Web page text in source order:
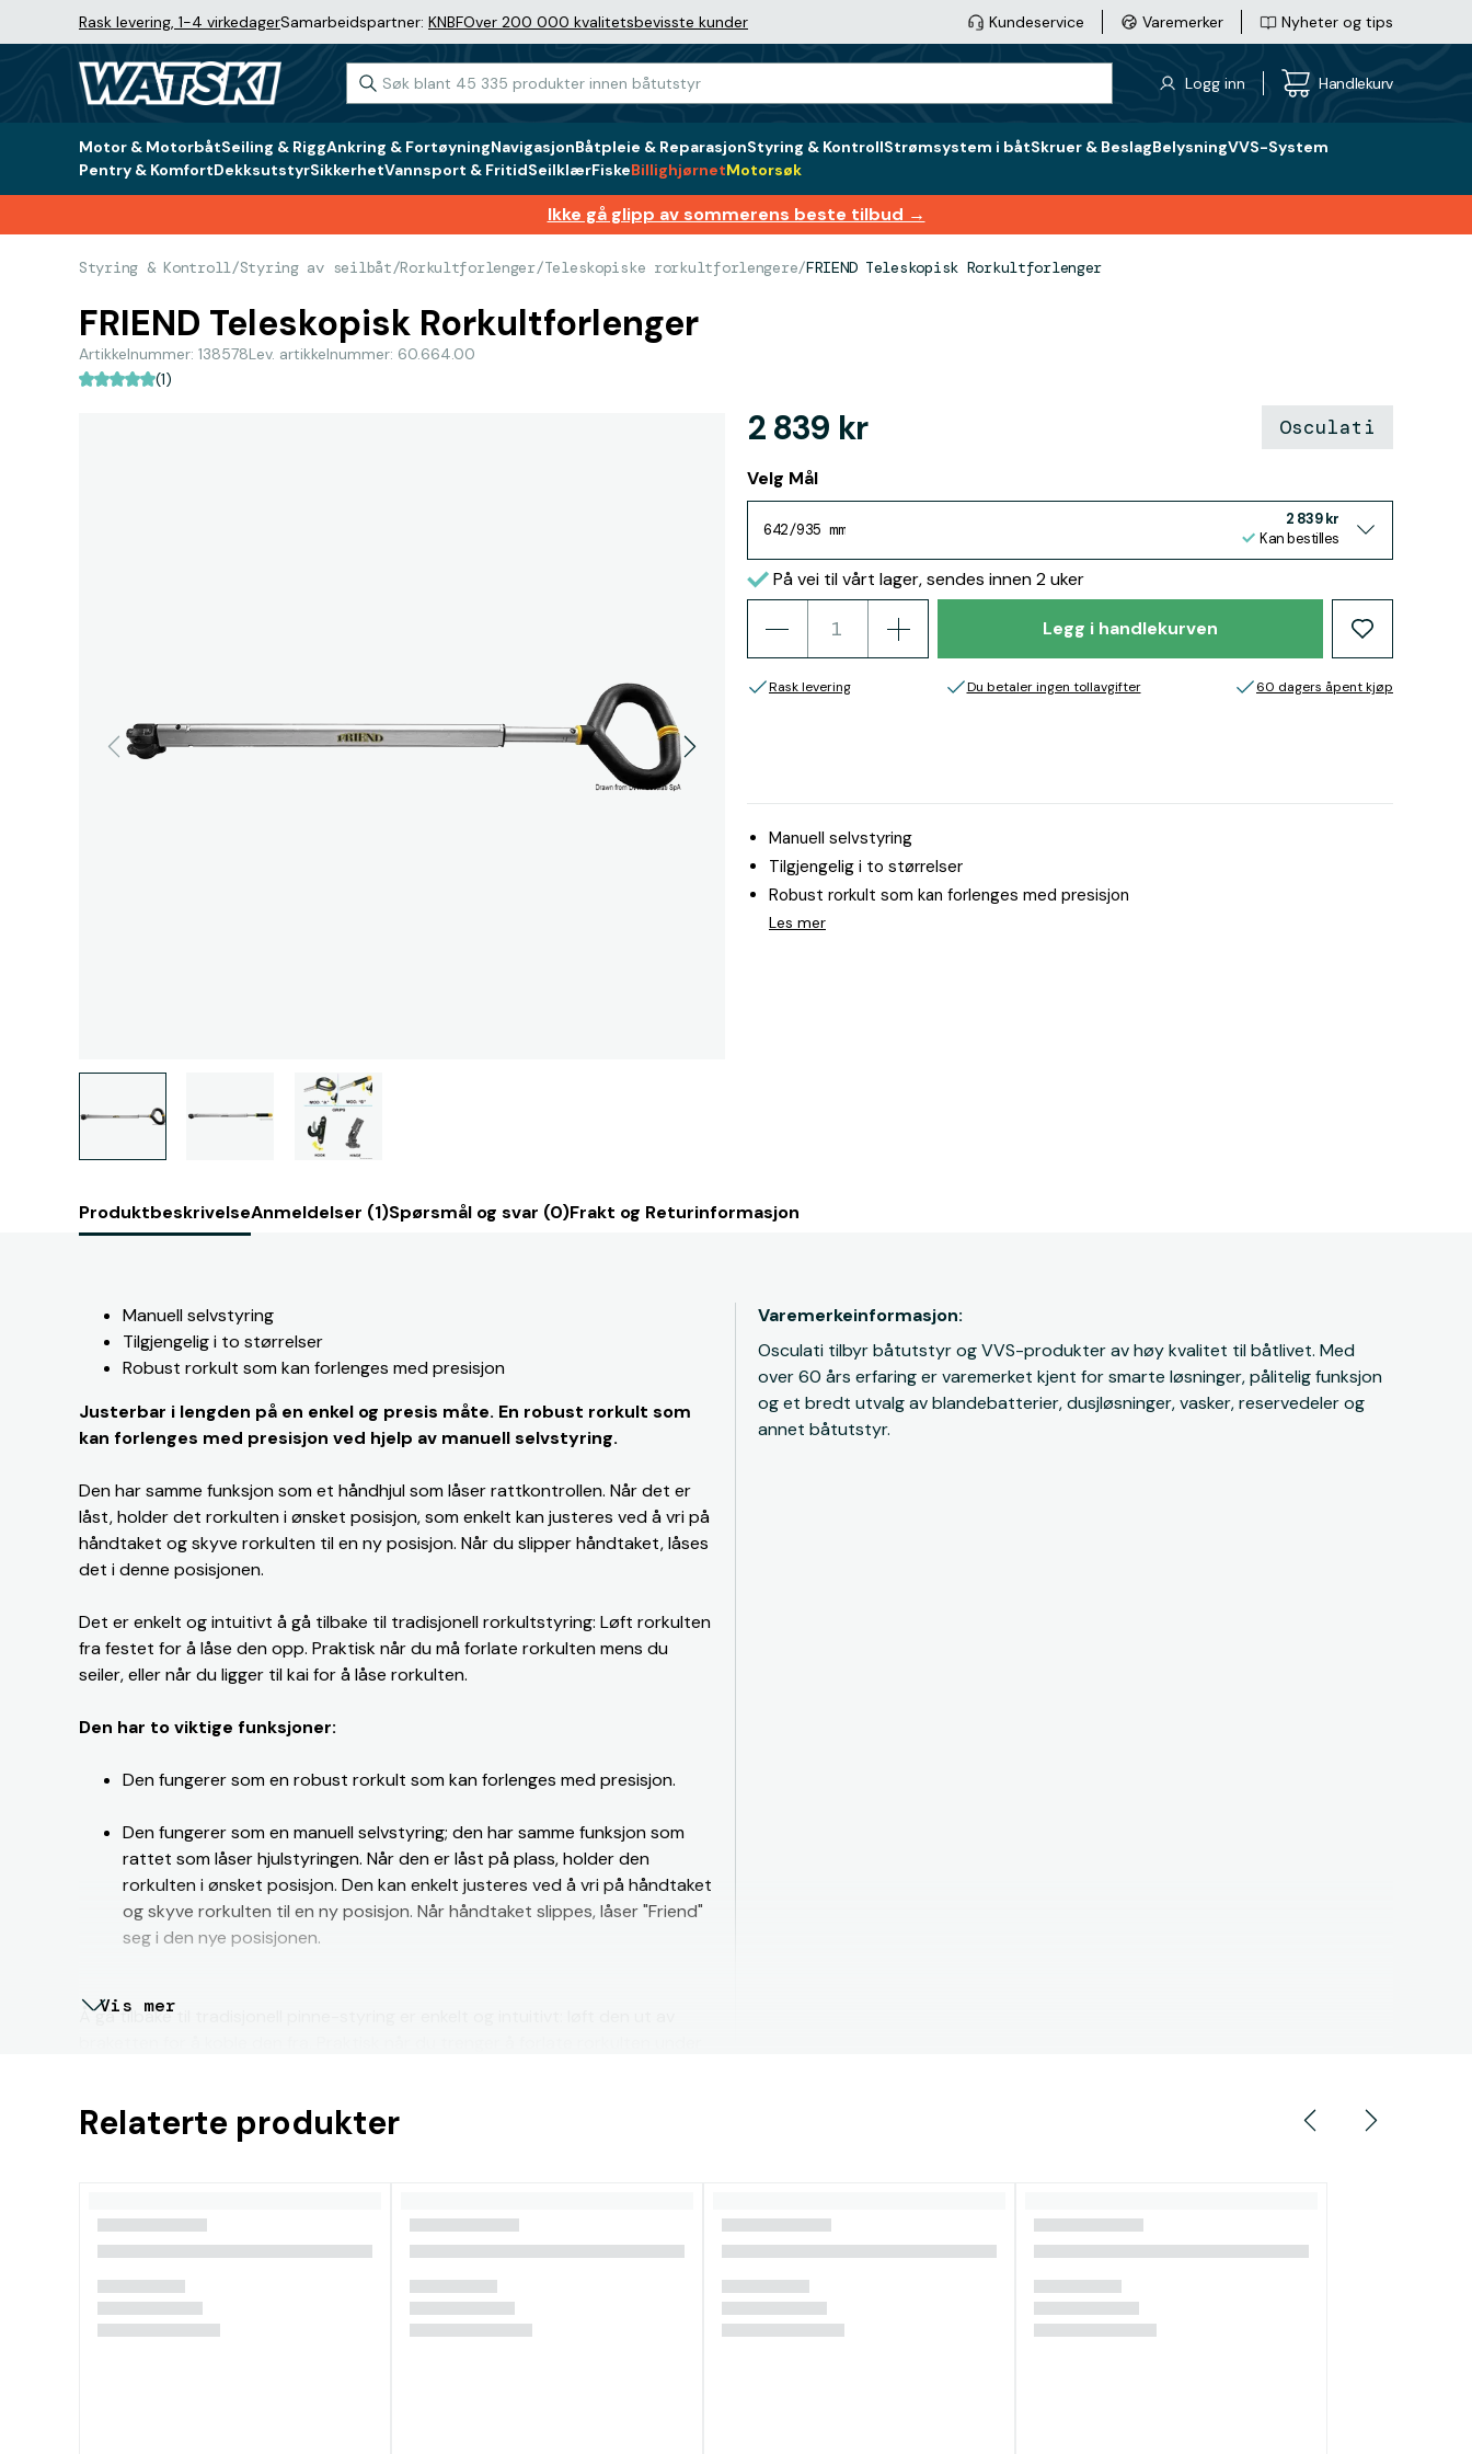
Rask levering, 1-4 virkedagerSamarbeidspartner: KNBFOver 200 000 kvalitetsbevisste kunder Kundeservice Varemerker Nyheter og tips
Logg inn Handlekurv
Motor & MotorbåtSeiling & RiggAnkring & FortøyningNavigasjonBåtpleie & ReparasjonStyring & KontrollStrømsystem i båtSkruer & BeslagBelysningVVS-System
Pentry & KomfortDekksutstyrSikkerhetVannsport & FritidSeilklærFiskeBillighjørnetMotorsøk
Ikke gå glipp av sommerens beste tilbud →
Styring & Kontroll/Styring av seilbåt/Rorkultforlenger/Teleskopiske rorkultforlengere/FRIEND Teleskopisk Rorkultforlenger
FRIEND Teleskopisk Rorkultforlenger
Artikkelnummer: 138578Lev. artikkelnummer: 60.664.00
(1)
2 839 kr Osculati
Velg Mål
642/935 mm
2 839 kr
Kan bestilles
På vei til vårt lager, sendes innen 2 uker
Legg i handlekurven
Rask levering Du betaler ingen tollavgifter 60 dagers åpent kjøp
Manuell selvstyring
Tilgjengelig i to størrelser
Robust rorkult som kan forlenges med presisjon
Les mer
ProduktbeskrivelseAnmeldelser (1)Spørsmål og svar (0)Frakt og Returinformasjon
Manuell selvstyring
Tilgjengelig i to størrelser
Robust rorkult som kan forlenges med presisjon
Justerbar i lengden på en enkel og presis måte. En robust rorkult som
kan forlenges med presisjon ved hjelp av manuell selvstyring.
Den har samme funksjon som et håndhjul som låser rattkontrollen. Når det er
låst, holder det rorkulten i ønsket posisjon, som enkelt kan justeres ved å vri på
håndtaket og skyve rorkulten til en ny posisjon. Når du slipper håndtaket, låses
det i denne posisjonen.
Det er enkelt og intuitivt å gå tilbake til tradisjonell rorkultstyring: Løft rorkulten
fra festet for å låse den opp. Praktisk når du må forlate rorkulten mens du
seiler, eller når du ligger til kai for å låse rorkulten.
Den har to viktige funksjoner:
Den fungerer som en robust rorkult som kan forlenges med presisjon.
Den fungerer som en manuell selvstyring; den har samme funksjon som
rattet som låser hjulstyringen. Når den er låst på plass, holder den
rorkulten i ønsket posisjon. Den kan enkelt justeres ved å vri på håndtaket
og skyve rorkulten til en ny posisjon. Når håndtaket slippes, låser "Friend"
seg i den nye posisjonen.
Å gå tilbake til tradisjonell pinne-styring er enkelt og intuitivt: løft den ut av
Båtens lengdemål: 760/870
Dimensjoner: 750/1043 mm
Båtens lengdemål: 870/980
Varemerkeinformasjon:
Osculati tilbyr båtutstyr og VVS-produkter av høy kvalitet til båtlivet. Med
over 60 års erfaring er varemerket kjent for smarte løsninger, pålitelig funksjon
og et bredt utvalg av blandebatterier, dusjløsninger, vasker, reservedeler og
annet båtutstyr.
Vis mer
Relaterte produkter